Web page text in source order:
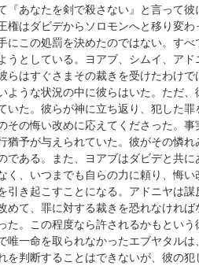
あなたを剣で殺さない』と言って
権はダビデからソロモンへと移り変
にこの処罰を決めたのではない。す
うとしている。ヨアブ、シムイ、ア
らはすぐさまその裁きを受けたわけ
ような状況の中に彼らはいた。ただ
いた。彼らが神に立ち返り、犯した
その悔い改めに応えてくださった。
予が与えられていた。彼がその憐
である。また、ヨアブはダビデと共
、いつまでも自らの力に頼り、悔
き起こすことになる。アドニヤは
めて、罪に対する裁きを恐れなけれ
。この程度なら許されるかもとい
唯一命を取られなかったエブヤタル
を判断することはできないが、彼の